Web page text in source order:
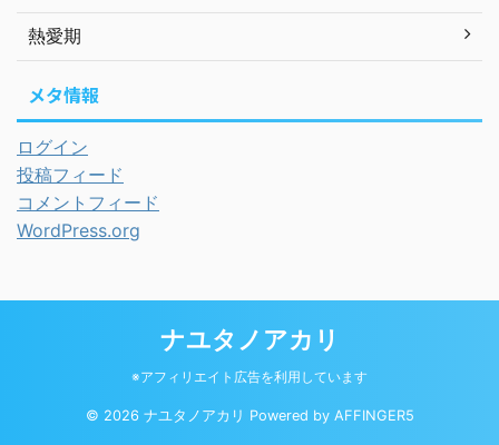
熱愛期
メタ情報
ログイン
投稿フィード
コメントフィード
WordPress.org
ナユタノアカリ
※アフィリエイト広告を利用しています
© 2026 ナユタノアカリ Powered by AFFINGER5